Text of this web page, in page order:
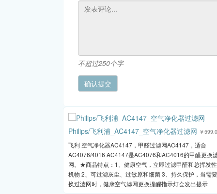
不超过250个字
Philips/飞利浦_AC4147_空气净化器过滤网 ￥599.0
飞利 空气净化器AC4147，甲醛过滤网AC4147，适合
AC4076/4016 AC4147是AC4076和AC4016的甲醛更换
网。★商品特点：1、健康空气，立即过滤甲醛和总挥发
机物 2、可过滤灰尘、过敏原和细菌 3、持久保护，当需
换过滤网时，健康空气滤网更换提醒指示灯会发出提示